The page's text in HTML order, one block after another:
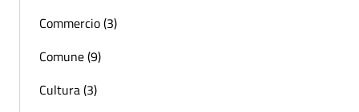
Commercio (3)
Comune (9)
Cultura (3)